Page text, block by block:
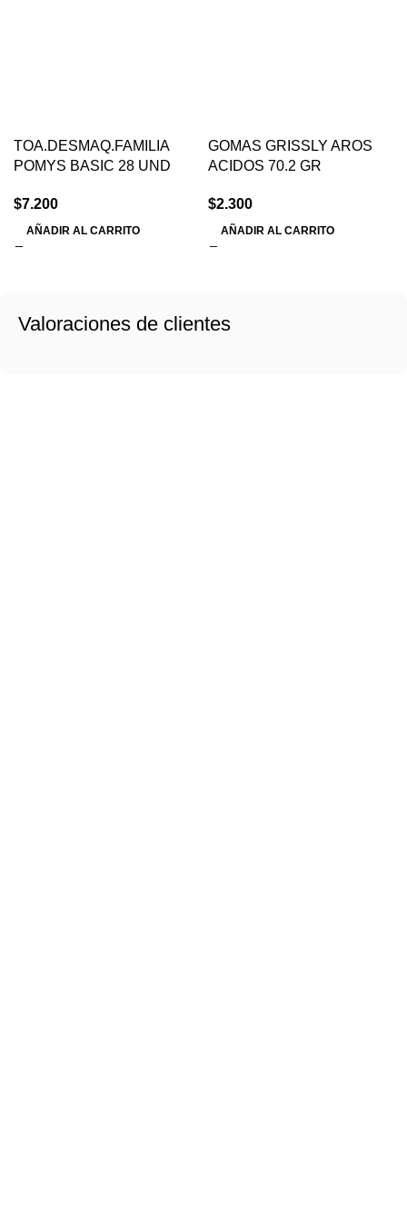
TOA.DESMAQ.FAMILIA
POMYS BASIC 28 UND
$7.200
AÑADIR AL CARRITO
GOMAS GRISSLY AROS
ACIDOS 70.2 GR
$2.300
AÑADIR AL CARRITO
Valoraciones de clientes